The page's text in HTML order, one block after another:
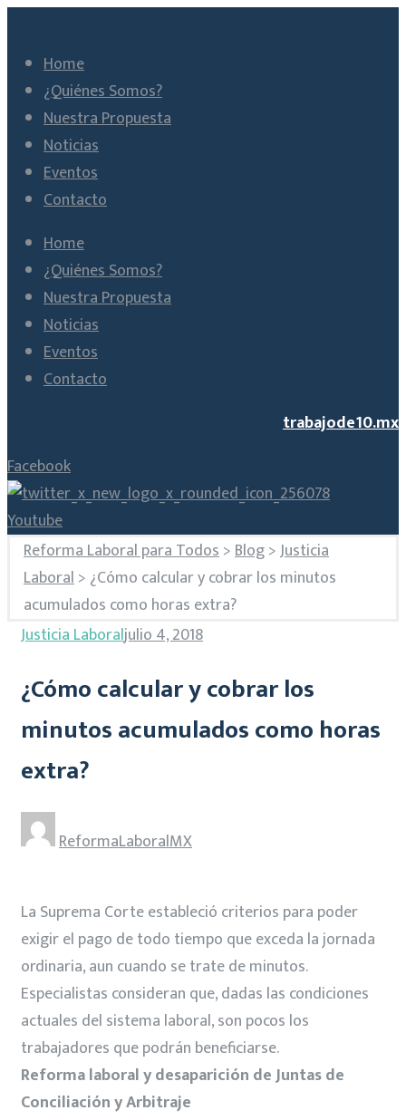
Home
¿Quiénes Somos?
Nuestra Propuesta
Noticias
Eventos
Contacto
Home
¿Quiénes Somos?
Nuestra Propuesta
Noticias
Eventos
Contacto
trabajode10.mx
Facebook
Youtube
Reforma Laboral para Todos>Blog>Justicia
Laboral> ¿Cómo calcular y cobrar los minutos
acumulados como horas extra?
Justicia Laboraljulio 4, 2018
¿Cómo calcular y cobrar los
minutos acumulados como horas
extra?
ReformaLaboralMX
La Suprema Corte estableció criterios para poder
exigir el pago de todo tiempo que exceda la jornada
ordinaria, aun cuando se trate de minutos.
Especialistas consideran que, dadas las condiciones
actuales del sistema laboral, son pocos los
trabajadores que podrán beneficiarse.
Reforma laboral y desaparición de Juntas de
Conciliación y Arbitraje